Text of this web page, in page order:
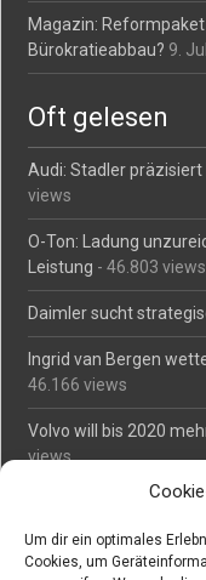
Um dir ein optimales
Cookies, um
Magazin:
Bürokratieabbau? 9.
Oft gelesen
Audi: Stadler
views
O-Ton: Ladung
Leistung - 46.803 views
Daimler sucht
Ingrid van Bergen
46.166 views
Volvo will bis 2020
views
Mäßiges Interesse an
O-Ton: Wer muss
zahlen? - 42.384 views